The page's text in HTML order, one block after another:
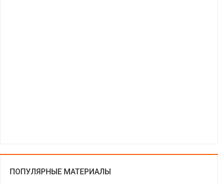
ПОПУЛЯРНЫЕ МАТЕРИАЛЫ